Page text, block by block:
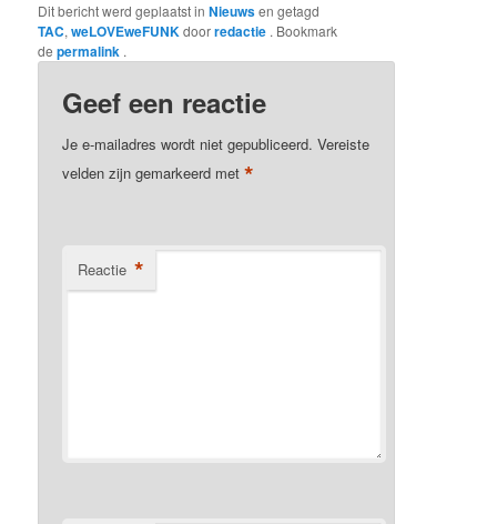
Dit bericht werd geplaatst inNieuwsen getagd
TAC,weLOVEweFUNKdoorredactie . Bookmark
depermalink .
Geef een reactie
Je e-mailadres wordt niet gepubliceerd. Vereiste
velden zijn gemarkeerd met*
Reactie *